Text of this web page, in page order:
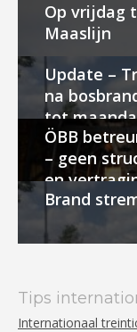
Op vrijdag
Maaslijn
Update –
na
tot
ÖBB
– geen
en
Brand
Tips
Internationaal